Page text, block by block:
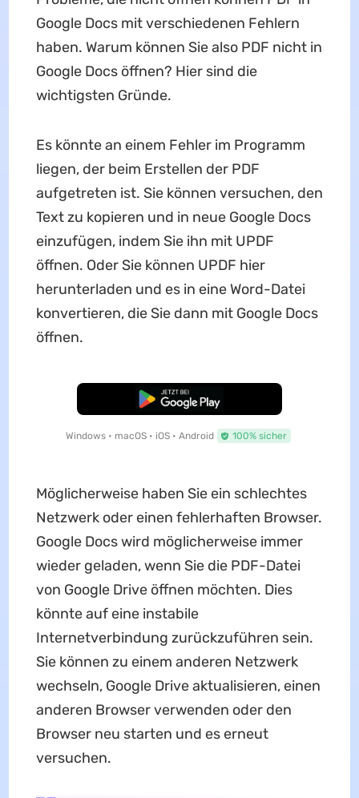
Google Docs mit verschiedenen Fehlern
haben. Warum können Sie also PDF nicht in
Google Docs öffnen? Hier sind die
wichtigsten Gründe.
Es könnte an einem Fehler im Programm
liegen, der beim Erstellen der PDF
aufgetreten ist. Sie können versuchen, den
Text zu kopieren und in neue Google Docs
einzufügen, indem Sie ihn mit UPDF
öffnen. Oder Sie können UPDF hier
herunterladen und es in eine Word-Datei
konvertieren, die Sie dann mit Google Docs
öffnen.
Kostenloser Download
Windows • macOS • iOS • Android 100% sicher
Möglicherweise haben Sie ein schlechtes
Netzwerk oder einen fehlerhaften Browser.
Google Docs wird möglicherweise immer
wieder geladen, wenn Sie die PDF-Datei
von Google Drive öffnen möchten. Dies
könnte auf eine instabile
Internetverbindung zurückzuführen sein.
Sie können zu einem anderen Netzwerk
wechseln, Google Drive aktualisieren, einen
anderen Browser verwenden oder den
Browser neu starten und es erneut
versuchen.